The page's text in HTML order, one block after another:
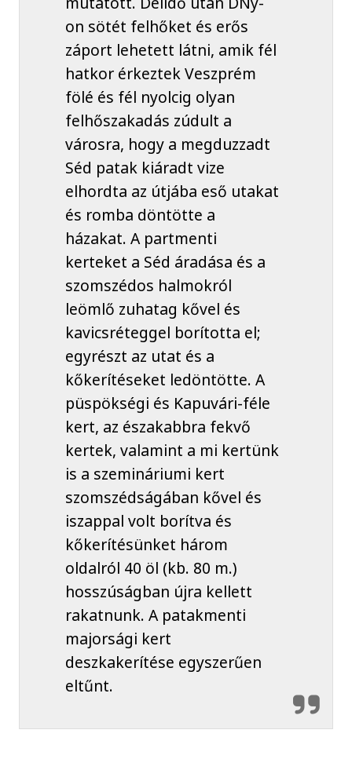
on sötét felhőket és erős
záport lehetett látni, amik fél
hatkor érkeztek Veszprém
fölé és fél nyolcig olyan
felhőszakadás zúdult a
városra, hogy a megduzzadt
Séd patak kiáradt vize
elhordta az útjába eső utakat
és romba döntötte a
házakat. A partmenti
kerteket a Séd áradása és a
szomszédos halmokról
leömlő zuhatag kővel és
kavicsréteggel borította el;
egyrészt az utat és a
kőkerítéseket ledöntötte. A
püspökségi és Kapuvári-féle
kert, az északabbra fekvő
kertek, valamint a mi kertünk
is a szemináriumi kert
szomszédságában kővel és
iszappal volt borítva és
kőkerítésünket három
oldalról 40 öl (kb. 80 m.)
hosszúságban újra kellett
rakatnunk. A patakmenti
majorsági kert
deszkakerítése egyszerűen
eltűnt.